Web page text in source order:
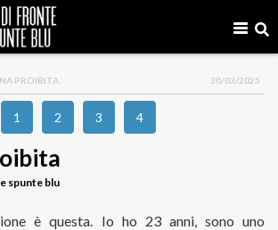
PROIBITA 30/03/2025
1 2 3 4
spunte blu
è questa. Io ho 23 anni, sono uno